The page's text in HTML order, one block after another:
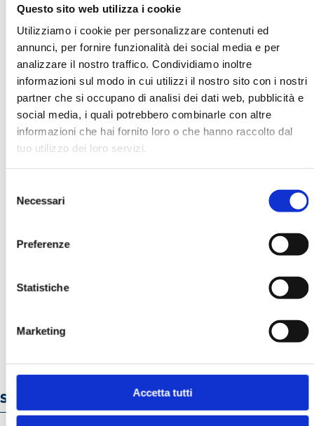
Questo sito web utilizza i cookie
Utilizziamo i cookie per personalizzare contenuti ed
annunci, per fornire funzionalità dei social media e per
analizzare il nostro traffico. Condividiamo inoltre
informazioni sul modo in cui utilizzi il nostro sito con i nostri
partner che si occupano di analisi dei dati web, pubblicità e
social media, i quali potrebbero combinarle con altre
informazioni che hai fornito loro o che hanno raccolto dal
tuo utilizzo dei loro servizi.
delNecessari
Preferenze
Statistiche
Marketing
Accetta tutti
Anna Maria D'Arcangelis
Organizzazione
Università della Tuscia
Ha pubblicato con noi
Servizi e prodotti online